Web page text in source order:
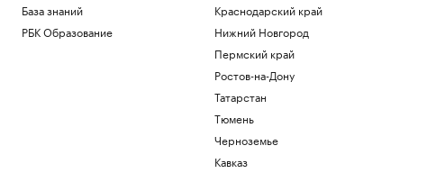
База знаний
РБК Образование
Краснодарский край
Нижний Новгород
Пермский край
Ростов-на-Дону
Татарстан
Тюмень
Черноземье
Кавказ